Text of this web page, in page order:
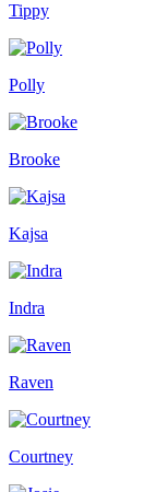
Tippy
Polly
Brooke
Kajsa
Indra
Raven
Courtney